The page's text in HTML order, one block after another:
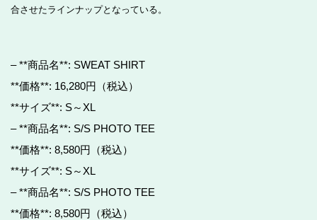
合させたラインナップとなっている。
– **商品名**: SWEAT SHIRT
**価格**: 16,280円（税込）
**サイズ**: S～XL
– **商品名**: S/S PHOTO TEE
**価格**: 8,580円（税込）
**サイズ**: S～XL
– **商品名**: S/S PHOTO TEE
**価格**: 8,580円（税込）